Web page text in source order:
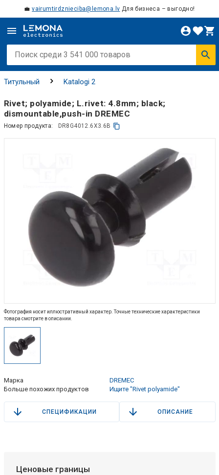
💼vairumtirdznieciba@lemona.lv Для бизнеса – выгодно!
Титульный Katalogi 2
Rivet; polyamide; L.rivet: 4.8mm; black;
dismountable,push-in DREMEC
Номер продукта: DR8G4012.6X3.6B
Фотография носит иллюстративный характер. Точные технические характеристики
товара смотрите в описании.
Марка
DREMEC
Больше похожих продуктов
Ищите "Rivet polyamide"
СПЕЦИФИКАЦИИ ОПИСАНИЕ
Ценовые границы